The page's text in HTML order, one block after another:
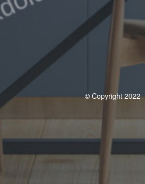
© Copyright 2022